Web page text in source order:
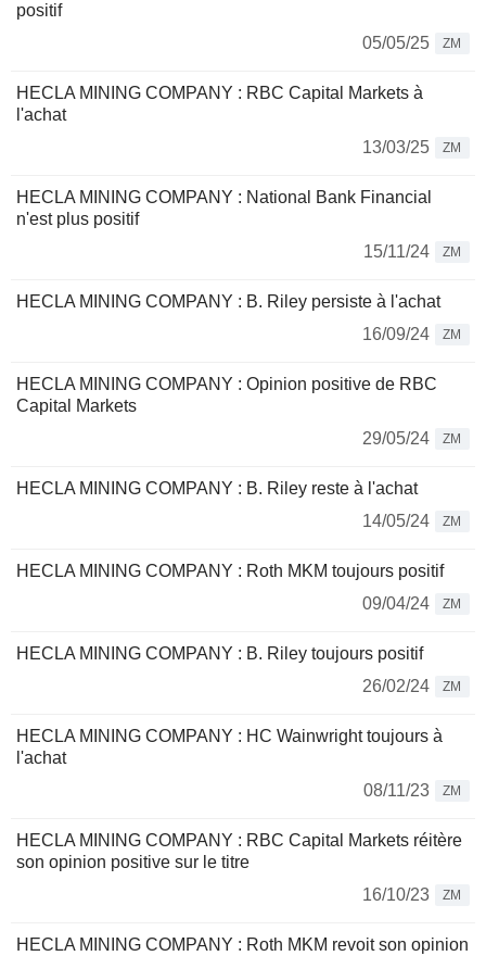
positif
05/05/25
ZM
HECLA MINING COMPANY : RBC Capital Markets à
l'achat
13/03/25
ZM
HECLA MINING COMPANY : National Bank Financial
n'est plus positif
15/11/24
ZM
HECLA MINING COMPANY : B. Riley persiste à l'achat
16/09/24
ZM
HECLA MINING COMPANY : Opinion positive de RBC
Capital Markets
29/05/24
ZM
HECLA MINING COMPANY : B. Riley reste à l'achat
14/05/24
ZM
HECLA MINING COMPANY : Roth MKM toujours positif
09/04/24
ZM
HECLA MINING COMPANY : B. Riley toujours positif
26/02/24
ZM
HECLA MINING COMPANY : HC Wainwright toujours à
l'achat
08/11/23
ZM
HECLA MINING COMPANY : RBC Capital Markets réitère
son opinion positive sur le titre
16/10/23
ZM
HECLA MINING COMPANY : Roth MKM revoit son opinion